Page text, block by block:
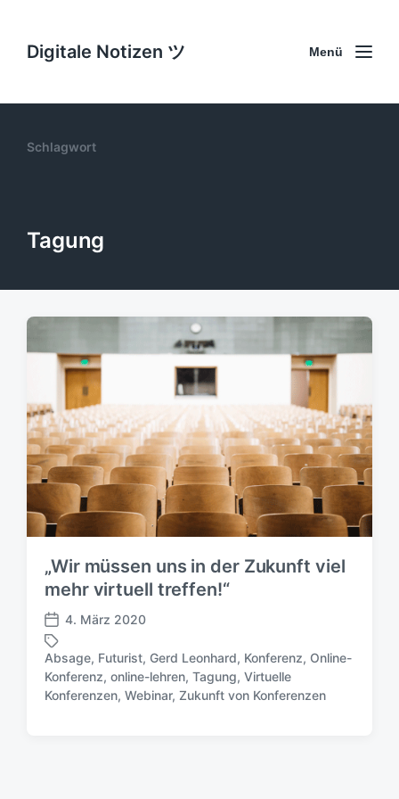
Digitale Notizen ツ Menü
Schlagwort
Tagung
„Wir müssen uns in der Zukunft viel
mehr virtuell treffen!“
V
e
r
ö
f
4. März 2020
S
c
Absage, Futurist, Gerd Leonhard, Konferenz, Online-
Konferenz, online-lehren, Tagung, Virtuelle
Konferenzen, Webinar, Zukunft von Konferenzen